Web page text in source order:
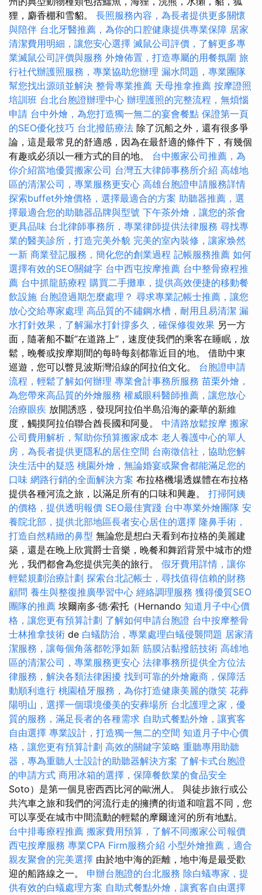
狸，麝香棚和雪貂。 長照服務內容，為長者提供更多關懷
與陪伴 台北牙醫推薦，為你的口腔健康提供專業保障 居家
清潔費用明細，讓您安心選擇 滅鼠公司評價，了解更多專
業滅鼠公司評價與服務 外燴佈置，打造專屬的用餐氛圍 旅
行社代辦護照服務，專業協助您辦理 漏水問題，專業團隊
幫您找出源頭並解決 整骨專業推薦 天母推拿推薦 按摩證照
培訓班 台北台胞證辦理中心 辦理護照的完整流程，無煩惱
申請 台中外燴，為您打造獨一無二的宴會餐點 保證第一頁
的SEO優化技巧 台北撥筋療法 除了沉船之外，還有很多爭
論，這是最常見的舒適感，因為在最舒適的條件下，有幾個
有趣或必須以一種方式的目的地。 台中搬家公司推薦，為
你介紹當地優質搬家公司 台灣五大律師事務所介紹 高雄地
區的清潔公司，專業服務更安心 高雄台胞證申請服務詳情
探索buffet外燴價格，選擇最適合的方案 助聽器推薦，選
擇最適合您的助聽器品牌與型號 下午茶外燴，讓您的茶會
更具品味 台北律師事務所，專業律師提供法律服務 尋找專
業的醫美診所，打造完美外貌 完美的室內裝修，讓家焕然
一新 商業登記服務，簡化您的創業過程 記帳服務推薦 如何
選擇有效的SEO關鍵字 台中西屯按摩推薦 台中整骨療程推
薦 台中抓龍筋療程 購買二手攤車，提供高效便捷的移動餐
飲設施 台胞證過期怎麼處理？ 尋求專業記帳士推薦，讓您
放心交給專家處理 高品質的不鏽鋼水槽，耐用且易清潔 漏
水打針效果，了解漏水打針撐多久，確保修復效果 另一方
面，隨著船不斷“在道路上”，速度使我們的乘客在睡眠，放
鬆，晚餐或按摩期間的每時每刻都靠近目的地。 借助中東
巡遊，您可以瞥見波斯灣沿線的阿拉伯文化。 台胞證申請
流程，輕鬆了解如何辦理 專業會計事務所服務 苗栗外燴，
為您帶來高品質的外燴服務 權威眼科醫師推薦，讓您放心
治療眼疾 放開誘惑，發現阿拉伯半島沿海的豪華的新維
度，觸摸阿拉伯聯合酋長國和阿曼。 中清路放鬆按摩 搬家
公司費用解析，幫助你預算搬家成本 老人養護中心的單人
房，為長者提供更隱私的居住空間 台南徵信社，協助您解
決生活中的疑惑 桃園外燴，無論婚宴或聚會都能滿足您的
口味 網路行銷的全面解決方案 布拉格機場透媒體在布拉格
提供各種河流之旅，以滿足所有的口味和興趣。 打掃阿姨
的價格，提供透明報價 SEO最佳實踐 台中專業外燴團隊 安
養院北部，提供北部地區長者安心居住的選擇 隆鼻手術，
打造自然精緻的鼻型 無論您是想白天看到布拉格的美麗建
築，還是在晚上欣賞爵士音樂，晚餐和舞蹈背景中城市的燈
光，我們都會為您提供完美的旅行。 假牙費用詳情，讓你
輕鬆規劃治療計劃 探索台北記帳士，尋找值得信賴的財務
顧問 養生與整復推廣學習中心 經絡調理服務 獲得優質SEO
團隊的推薦 埃爾南多·德·索托（Hernando 知道月子中心價
格，讓您更有預算計劃 了解如何申請台胞證 台中按摩整骨
士林推拿技術 de 白蟻防治，專業處理白蟻侵襲問題 居家清
潔服務，讓每個角落都乾淨如新 筋膜沾黏撥筋技術 高雄地
區的清潔公司，專業服務更安心 法律事務所提供全方位法
律服務，解決各類法律困擾 找到可靠的外燴廠商，保障活
動順利進行 桃園植牙服務，為你打造健康美麗的微笑 花葬
陽明山，選擇一個環境優美的安葬場所 台北護理之家，優
質的服務，滿足長者的各種需求 自助式餐點外燴，讓賓客
自由選擇 專業設計，打造獨一無二的空間 知道月子中心價
格，讓您更有預算計劃 高效的關鍵字策略 重聽專用助聽
器，專為重聽人士設計的助聽器解決方案 了解卡式台胞證
的申請方式 商用冰箱的選擇，保障餐飲業的食品安全
Soto）是第一個見密西西比河的歐洲人。 與徒步旅行或公
共汽車之旅和我們的河流行走的擁擠的街道和喧囂不同，您
可以享受在城市中間流動的輕鬆的摩爾達河的所有地點。
台中排毒療程推薦 搬家費用預算，了解不同搬家公司報價
西屯按摩服務 專業CPA Firm服務介紹 小型外燴推薦，適合
親友聚會的完美選擇 由於地中海的距離，地中海是最受歡
迎的船路線之一。 申辦台胞證的台北服務 除白蟻專家，提
供有效的白蟻處理方案 自助式餐點外燴，讓賓客自由選擇